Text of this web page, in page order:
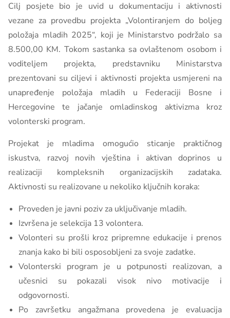
Cilj posjete bio je uvid u dokumentaciju i aktivnosti
vezane za provedbu projekta „Volontiranjem do boljeg
položaja mladih 2025“, koji je Ministarstvo podržalo sa
8.500,00 KM. Tokom sastanka sa ovlaštenom osobom i
voditeljem projekta, predstavniku Ministarstva
prezentovani su ciljevi i aktivnosti projekta usmjereni na
unapređenje položaja mladih u Federaciji Bosne i
Hercegovine te jačanje omladinskog aktivizma kroz
volonterski program.
Projekat je mladima omogućio sticanje praktičnog
iskustva, razvoj novih vještina i aktivan doprinos u
realizaciji kompleksnih organizacijskih zadataka.
Aktivnosti su realizovane u nekoliko ključnih koraka:
Proveden je javni poziv za uključivanje mladih.
Izvršena je selekcija 13 volontera.
Volonteri su prošli kroz pripremne edukacije i prenos
znanja kako bi bili osposobljeni za svoje zadatke.
Volonterski program je u potpunosti realizovan, a
učesnici su pokazali visok nivo motivacije i
odgovornosti.
Po završetku angažmana provedena je evaluacija